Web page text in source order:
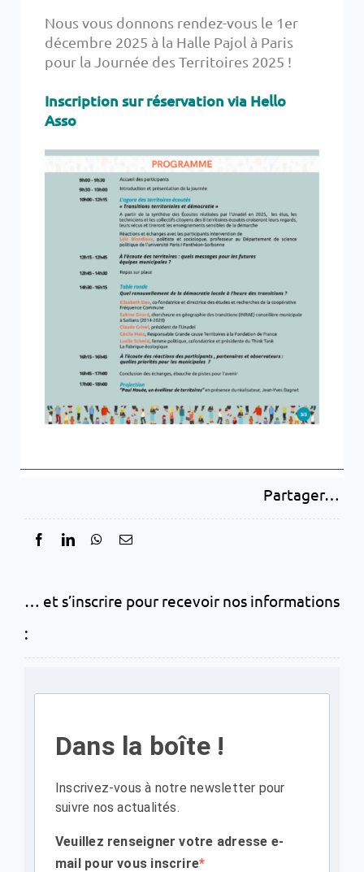
Nous vous donnons rendez-vous le 1er
décembre 2025 à la Halle Pajol à Paris
pour la Journée des Territoires 2025 !
Inscription sur réservation via Hello
Asso
Partager…
… et s’inscrire pour recevoir nos informations
:
Dans la boîte !
Inscrivez-vous à notre newsletter pour
suivre nos actualités.
Veuillez renseigner votre adresse e-
mail pour vous inscrire